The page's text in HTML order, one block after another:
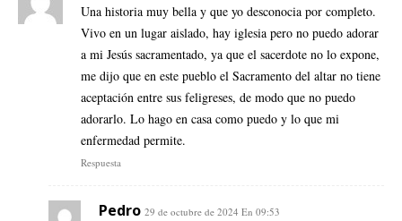
Una historia muy bella y que yo desconocia por completo.
Vivo en un lugar aislado, hay iglesia pero no puedo adorar
a mi Jesús sacramentado, ya que el sacerdote no lo expone,
me dijo que en este pueblo el Sacramento del altar no tiene
aceptación entre sus feligreses, de modo que no puedo
adorarlo. Lo hago en casa como puedo y lo que mi
enfermedad permite.
Respuesta
Pedro 29 de octubre de 2024 En 09:53